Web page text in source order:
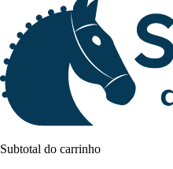
Subtotal do carrinho